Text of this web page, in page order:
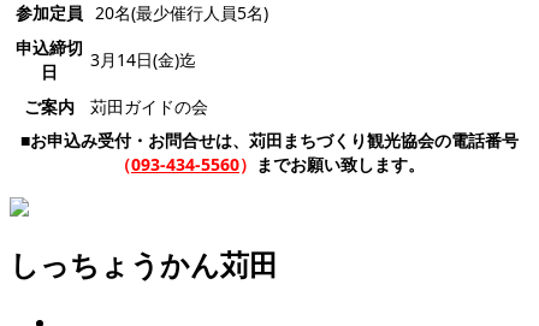
参加定員 20名(最少催行人員5名)
申込締切
日
3月14日(金)迄
ご案内
苅田ガイドの会
■お申込み受付・お問合せは、苅田まちづくり観光協会の電話番号
（093-434-5560） までお願い致します。
しっちょうかん苅田